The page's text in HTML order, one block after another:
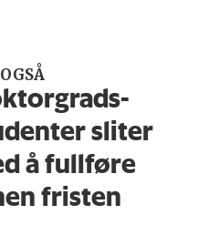
sliter
å fullføre
fristen